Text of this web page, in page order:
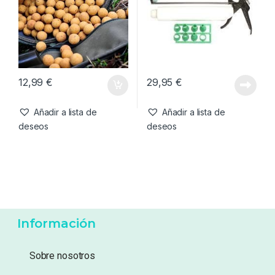
12,99€
Añadir a lista de
deseos
29,95€
Añadir a lista de
deseos
Información
Sobre nosotros